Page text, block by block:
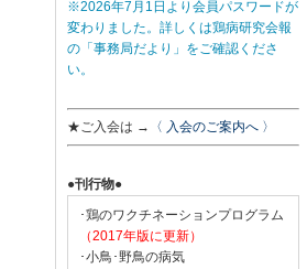
※2026年7月1日より会員パスワードが
変わりました。詳しくは鶏病研究会報
の「事務局だより」をご確認くださ
い。
★ご入会は → 〈 入会のご案内へ 〉
●刊行物●
･鶏のワクチネーションプログラム
（2017年版に更新）
･小鳥･野鳥の病気